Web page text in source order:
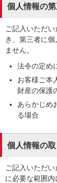
個人情報の
ご記入いただ
き、第三者に
ません。
法令の定め
お客様ご本
財産の保護
あらかじめ
る場合
個人情報の
ご記入いただ
に必要な範囲